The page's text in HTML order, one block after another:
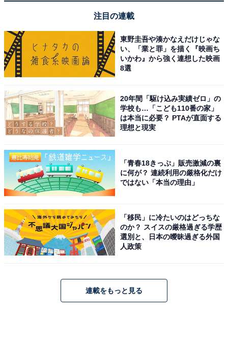
注目の連載
東野圭吾や湊かなえだけじゃな
い、「業と罪」を描く『映画ち
いかわ』から強く連想した映画
8選
20年間「駆け込み実績ゼロ」の
学校も…「こども110番の家」
は本当に必要？ PTAが直面する
理想と現実
「青春18きっぷ」販売激減の裏
に何が？ 連続利用の厳格化だけ
ではない「本当の理由」
「移民」に冷たいのはどっちな
のか？ スイスの厳格過ぎる学歴
選別と、日本の曖昧過ぎる外国
人政策
連載をもっと見る